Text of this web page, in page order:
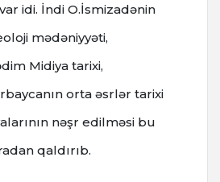
idi. İndi O.İsmizadənin
mədəniyyəti,
Midiya tarixi,
orta əsrlər tarixi
nəşr edilməsi bu
qaldırıb.